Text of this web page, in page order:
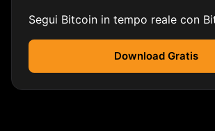
Segui Bitcoin in tempo reale con
Download Gratis